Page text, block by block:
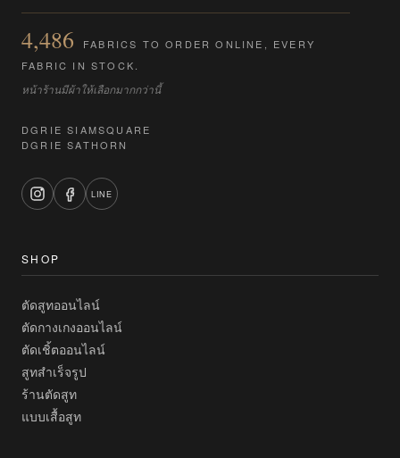
4,486
FABRICS TO ORDER ONLINE, EVERY
FABRIC IN STOCK.
หน้าร้านมีผ้าให้เลือกมากกว่านี้
DGRIE SIAMSQUARE
DGRIE SATHORN
LINE
SHOP
ตัดสูทออนไลน์
ตัดกางเกงออนไลน์
ตัดเชิ้ตออนไลน์
สูทสำเร็จรูป
ร้านตัดสูท
แบบเสื้อสูท